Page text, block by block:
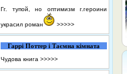
Гг. тупой, но оптимизм г.героини
украсил роман >>>>>
Гаррі Поттер і Таємна кімната
Чудова книга >>>>>